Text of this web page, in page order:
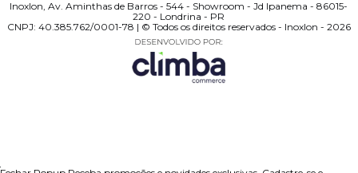
Inoxlon, Av. Aminthas de Barros - 544 - Showroom - Jd Ipanema - 86015-
220 - Londrina - PR
CNPJ: 40.385.762/0001-78 | © Todos os direitos reservados - Inoxlon - 2026